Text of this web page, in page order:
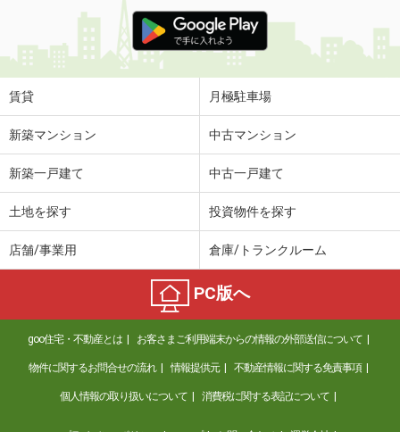
賃貸 月極駐車場
新築マンション 中古マンション
新築一戸建て 中古一戸建て
土地を探す 投資物件を探す
店舗/事業用 倉庫/トランクルーム
PC版へ
goo住宅・不動産とは お客さまご利用端末からの情報の外部送信について
物件に関するお問合せの流れ 情報提供元 不動産情報に関する免責事項
個人情報の取り扱いについて 消費税に関する表記について